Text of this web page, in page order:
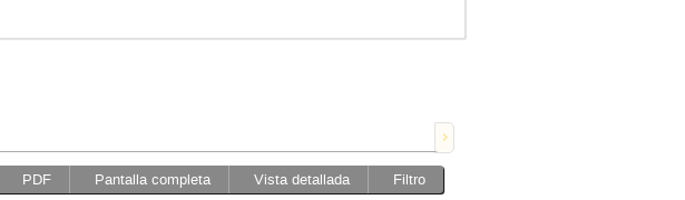
PDF Pantalla completa Vista detallada Filtro